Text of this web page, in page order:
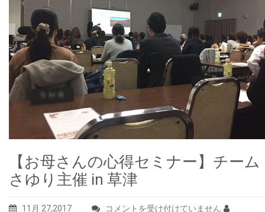
【お母さんの心得セミナー】チーム
さゆり主催 in 草津
11月 27,2017
【お
コメントを受け付けていません